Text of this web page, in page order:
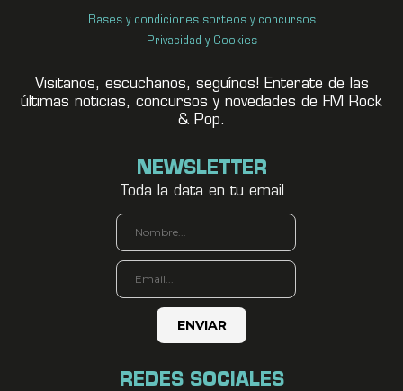
Bases y condiciones sorteos y concursos
Privacidad y Cookies
Visitanos, escuchanos, seguínos! Enterate de las
últimas noticias, concursos y novedades de FM Rock
& Pop.
NEWSLETTER
Toda la data en tu email
REDES SOCIALES